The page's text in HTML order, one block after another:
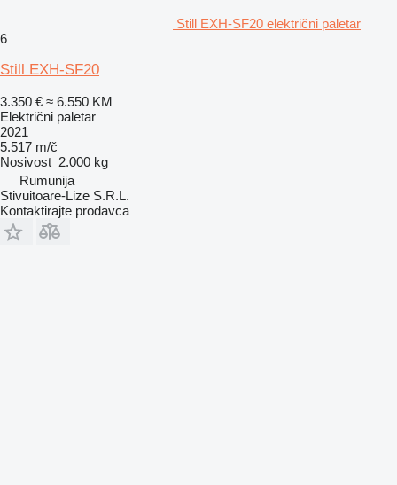
Still EXH-SF20 električni paletar
6
Still EXH-SF20
3.350 € ≈ 6.550 KM
Električni paletar
2021
5.517 m/č
Nosivost 2.000 kg
Rumunija
Stivuitoare-Lize S.R.L.
Kontaktirajte prodavca